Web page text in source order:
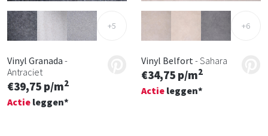
+5
Vinyl Granada -
Antraciet
€39,75 p/m2
Actie leggen*
+6
Vinyl Belfort- Sahara
€34,75 p/m2
Actie leggen*